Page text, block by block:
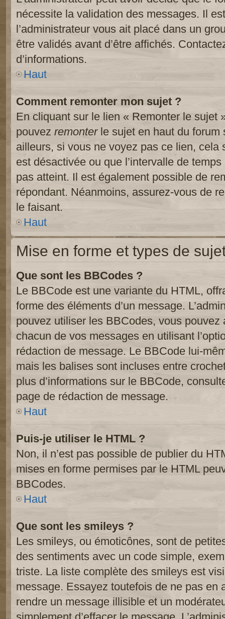
nécessite la validation des messages. Il
l’administrateur vous ait placé dans un
être validés avant d’être affichés.
d’informations.
Haut
Comment remonter mon sujet ?
En cliquant sur le lien « Remonter le sujet
pouvez remonterle sujet en haut du forum
ailleurs, si vous ne voyez pas ce lien, cela
est désactivée ou que l’intervalle de
pas atteint. Il est également possible de
répondant. Néanmoins, assurez-vous de
le faisant.
Haut
Mise en forme et types de
Que sont les BBCodes ?
Le BBCode est une variante du HTML,
forme des éléments d’un message.
pouvez utiliser les BBCodes, vous
chacun de vos messages en utilisant
rédaction de message. Le BBCode lui-
mais les balises sont incluses entre
plus d’informations sur le BBCode,
page de rédaction de message.
Haut
Puis-je utiliser le HTML ?
Non, il n’est pas possible de publier du
mises en forme permises par le HTML
BBCodes.
Haut
Que sont les smileys ?
Les smileys, ou émoticônes, sont de
des sentiments avec un code simple,
triste. La liste complète des smileys est
message. Essayez toutefois de ne pas en
rendre un message illisible et un